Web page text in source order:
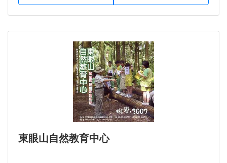
東眼山自然教育中心